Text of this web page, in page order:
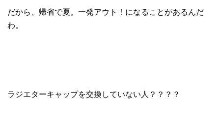
だから、帰省で夏。一発アウト！になることがあるんだ
わ。
ラジエターキャップを交換していない人？？？？